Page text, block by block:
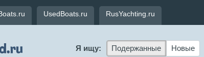
UsedBoats.ru RusYachting.ru
Я ищу: Подержанные Новые